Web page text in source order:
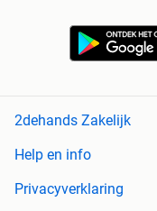
2dehands Zakelijk
Help en info
Privacyverklaring